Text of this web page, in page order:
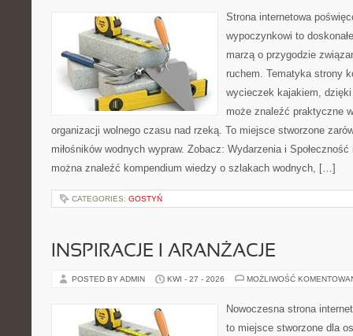
Strona internetowa
wypoczynkowi to
marzą o przygodzie
ruchem. Tematyka strony
wycieczek kajakiem,
może znaleźć praktyczne
organizacji wolnego czasu nad rzeką. To miejsce stworzone
miłośników wodnych wypraw. Zobacz: Wydarzenia i
można znaleźć kompendium wiedzy o szlakach wodnych, […]
CATEGORIES: GOSTYŃ
INSPIRACJE I ARANŻACJE
POSTED BY ADMIN KWI - 27 - 2026 MOŻLIWOŚĆ
Nowoczesna strona
to miejsce stworzone dla